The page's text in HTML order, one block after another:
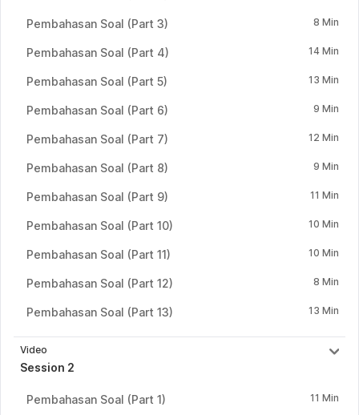
Pembahasan Soal (Part 3) 8 Min
Pembahasan Soal (Part 4) 14 Min
Pembahasan Soal (Part 5) 13 Min
Pembahasan Soal (Part 6) 9 Min
Pembahasan Soal (Part 7) 12 Min
Pembahasan Soal (Part 8) 9 Min
Pembahasan Soal (Part 9) 11 Min
Pembahasan Soal (Part 10) 10 Min
Pembahasan Soal (Part 11) 10 Min
Pembahasan Soal (Part 12) 8 Min
Pembahasan Soal (Part 13) 13 Min
Video
Session 2
Pembahasan Soal (Part 1) 11 Min